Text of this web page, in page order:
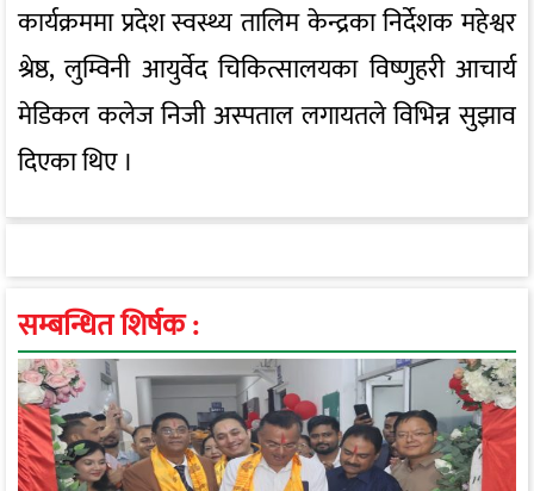
कार्यक्रममा प्रदेश स्वस्थ्य तालिम केन्द्रका निर्देशक महेश्वर
श्रेष्ठ, लुम्विनी आयुर्वेद चिकित्सालयका विष्णुहरी आचार्य
मेडिकल कलेज निजी अस्पताल लगायतले विभिन्न सुझाव
दिएका थिए ।
सम्बन्धित शिर्षक :